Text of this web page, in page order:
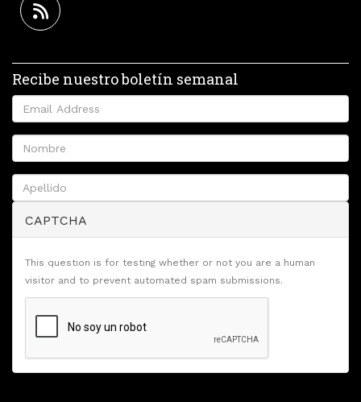
Recibe nuestro boletín semanal
CAPTCHA
This question is for testing whether or not you are a human
visitor and to prevent automated spam submissions.